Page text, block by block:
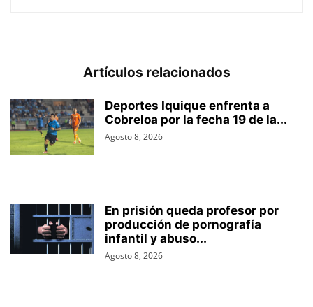
Artículos relacionados
Deportes Iquique enfrenta a
Cobreloa por la fecha 19 de la...
Agosto 8, 2026
En prisión queda profesor por
producción de pornografía
infantil y abuso...
Agosto 8, 2026